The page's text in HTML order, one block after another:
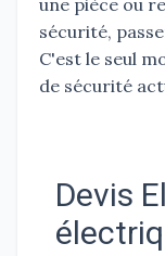
une pièce ou
sécurité,
C'est le seul
de sécurité
Devis